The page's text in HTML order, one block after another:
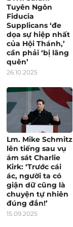
Tuyên Ngôn
Fiducia
Supplicans ‘đe
dọa sự hiệp nhất
của Hội Thánh,’
cần phải ‘bị lãng
quên’
26.10.2025
Lm. Mike Schmitz
lên tiếng sau vụ
ám sát Charlie
Kirk: ‘Trước cái
ác, người ta có
giận dữ cũng là
chuyện tự nhiên
đúng đắn!’
15.09.2025